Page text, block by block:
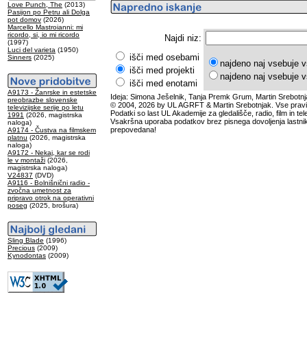
Love Punch, The (2013)
Pasijon po Petru ali Dolga
pot domov (2026)
Marcello Mastroianni: mi
ricordo, si, io mi ricordo
(1997)
Luci del varieta (1950)
Sinners (2025)
A9173 - Žanrske in estetske
preobrazbe slovenske
televizijske serije po letu
1991 (2026, magistrska
naloga)
A9174 - Čustva na filmskem
platnu (2026, magistrska
naloga)
A9172 - Nekaj, kar se rodi
le v montaži (2026,
magistrska naloga)
V24837 (DVD)
A9116 - Bolnišnični radio -
zvočna umetnost za
pripravo otrok na operativni
poseg (2025, brošura)
Sling Blade (1996)
Precious (2009)
Kynodontas (2009)
Najdi niz:
išči med osebami
išči med projekti
išči med enotami
najdeno naj vsebuje
najdeno naj vsebuje
Ideja: Simona Ješelnik, Tanja Premk Grum, Martin
© 2004, 2026 by UL AGRFT & Martin Srebotnjak. Vse
Podatki so last UL Akademije za gledališče, radio, film in
Vsakršna uporaba podatkov brez pisnega dovoljenja
prepovedana!